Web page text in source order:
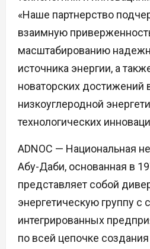
«Наше партнерство
взаимную
масштабированию
источника энергии, а
новаторских достижений
низкоуглеродной
технологических
ADNOC — Национальная
Абу-Даби, основанная в
представляет собой
энергетическую группу с
интегрированных
по всей цепочке